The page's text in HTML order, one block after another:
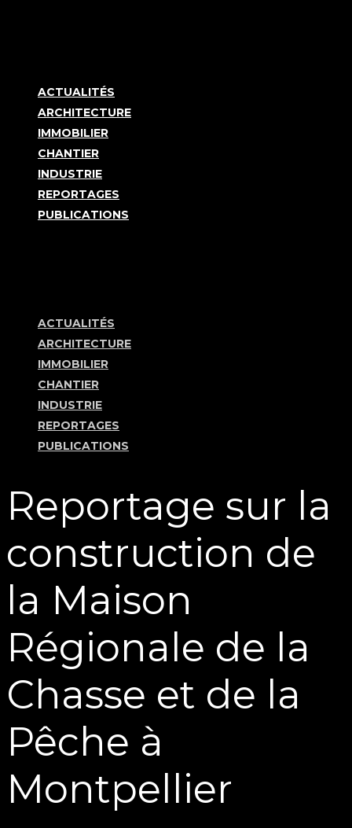
ACTUALITÉS
ARCHITECTURE
IMMOBILIER
CHANTIER
INDUSTRIE
REPORTAGES
PUBLICATIONS
ACTUALITÉS
ARCHITECTURE
IMMOBILIER
CHANTIER
INDUSTRIE
REPORTAGES
PUBLICATIONS
Reportage sur la
construction de
la Maison
Régionale de la
Chasse et de la
Pêche à
Montpellier